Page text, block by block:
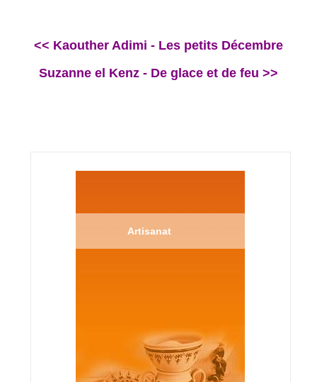
<< Kaouther Adimi - Les petits Décembre
Suzanne el Kenz - De glace et de feu >>
Artisanat